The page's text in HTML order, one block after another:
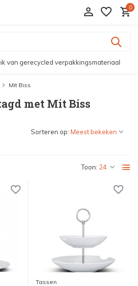
0
van gerecycled verpakkingsmateriaal
Mit Biss
met Mit Biss
Toon:
Sorteren op:
Tassen